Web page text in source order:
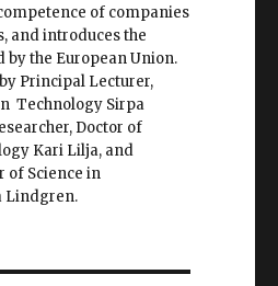
of companies
and introduces the
the European Union.
Principal Lecturer,
Technology Sirpa
Doctor of
Kari Lilja, and
of Science in
Lindgren.